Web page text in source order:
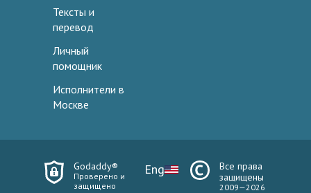
Тексты и
перевод
Личный
помощник
Исполнители в
Москве
Godaddy®
Проверено и
защищено
Eng
Все права
защищены
2009—2026